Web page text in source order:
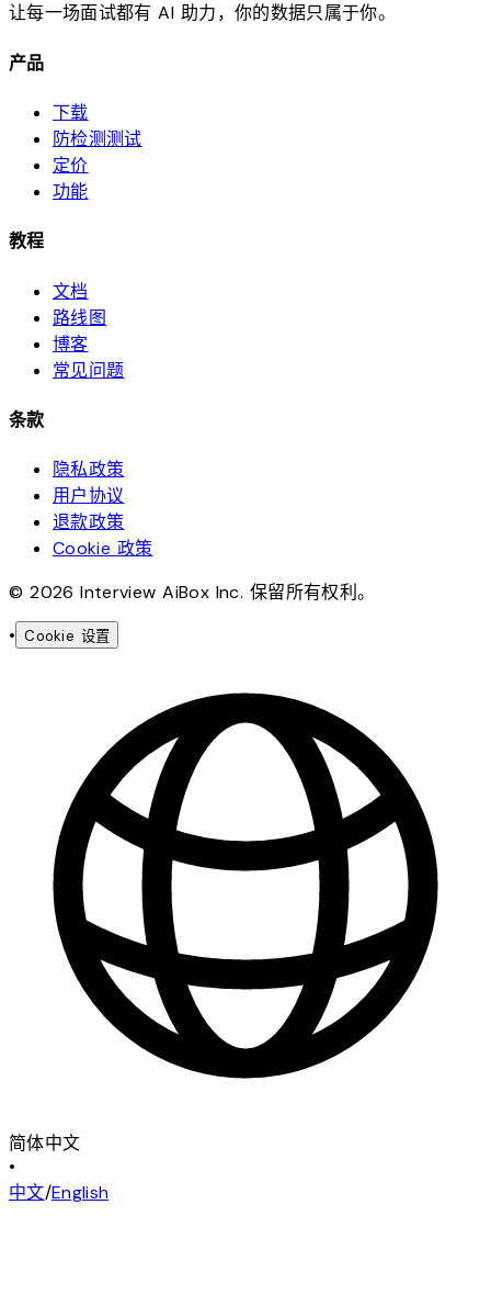
让每一场面试都有 AI 助力，你的数据只属于你。
产品
下载
防检测测试
定价
功能
教程
文档
路线图
博客
常见问题
条款
隐私政策
用户协议
退款政策
Cookie 政策
© 2026 Interview AiBox Inc. 保留所有权利。
• Cookie 设置
简体中文
•
中文/English